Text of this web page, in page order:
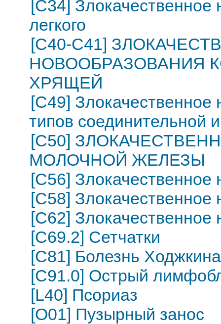
[C34] Злокачественное
легкого
[C40-C41]
НОВООБРАЗОВАНИЯ
ХРЯЩЕЙ
[C49] Злокачественное
типов соединительной
[C50]
МОЛОЧНОЙ ЖЕЛЕЗЫ
[C56] Злокачественное
[C58]
[C62] Злокачественное
[C69.2] Сетчатки
[C81] Болезнь
[C91.0] Острый
[L40] Псориаз
[O01] Пузырный занос